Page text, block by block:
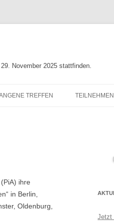
November 2025 stattfinden.
TREFFEN
POLITIK-TREFFEN
ihre
in Berlin,
Oldenburg,
Jetzt